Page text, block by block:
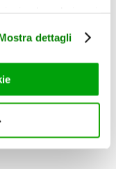
media, i quali
che ha
utilizzo dei loro
l’utilizzo dei
cookie sul tuo
dettagli
sua band non
immenso
Perry
nomade dello
di poeti
di vita.